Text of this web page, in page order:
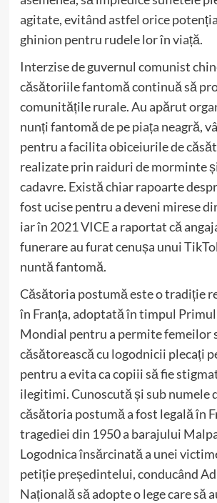
agitate, evitând astfel orice
ghinion pentru rudele lor în viață.
Interzise de guvernul comunist
căsătoriile fantomă continuă să
comunitățile rurale. Au apărut
nunți fantomă de pe piața neagră,
pentru a facilita obiceiurile de
realizate prin raiduri de morminte
cadavre. Există chiar rapoarte
fost ucise pentru a deveni mirese
iar în 2021 VICE a raportat că
funerare au furat cenușa unui
nuntă fantomă.
Căsătoria postumă este o tradiție
în Franța, adoptată în timpul
Mondial pentru a permite femeilor
căsătorească cu logodnicii plecați
pentru a evita ca copiii să fie
ilegitimi. Cunoscută și sub numele
căsătoria postumă a fost legală în
tragediei din 1950 a barajului
Logodnica însărcinată a unei
petiție președintelui, conducând
Națională să adopte o lege care să